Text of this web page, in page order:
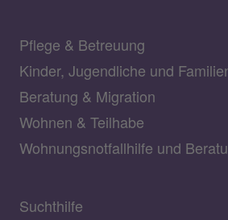
Pflege & Betreuung
Kinder, Jugendliche und
Beratung & Migration
Wohnen & Teilhabe
Wohnungsnotfallhilfe und
Suchthilfe